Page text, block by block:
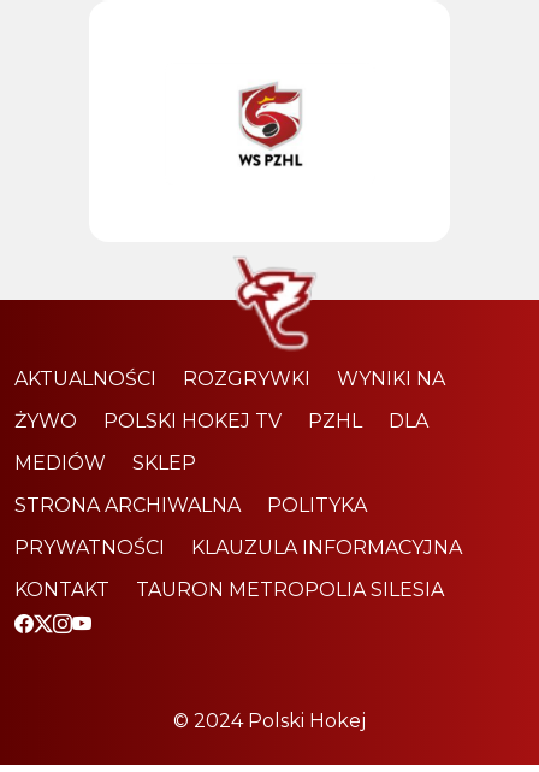
AKTUALNOŚCI ROZGRYWKI
WYNIKI NA
ŻYWO
POLSKI HOKEJ TV PZHL
DLA
MEDIÓW
SKLEP
STRONA ARCHIWALNA
POLITYKA
PRYWATNOŚCI
KLAUZULA INFORMACYJNA
KONTAKT
TAURON METROPOLIA SILESIA
© 2024 Polski Hokej